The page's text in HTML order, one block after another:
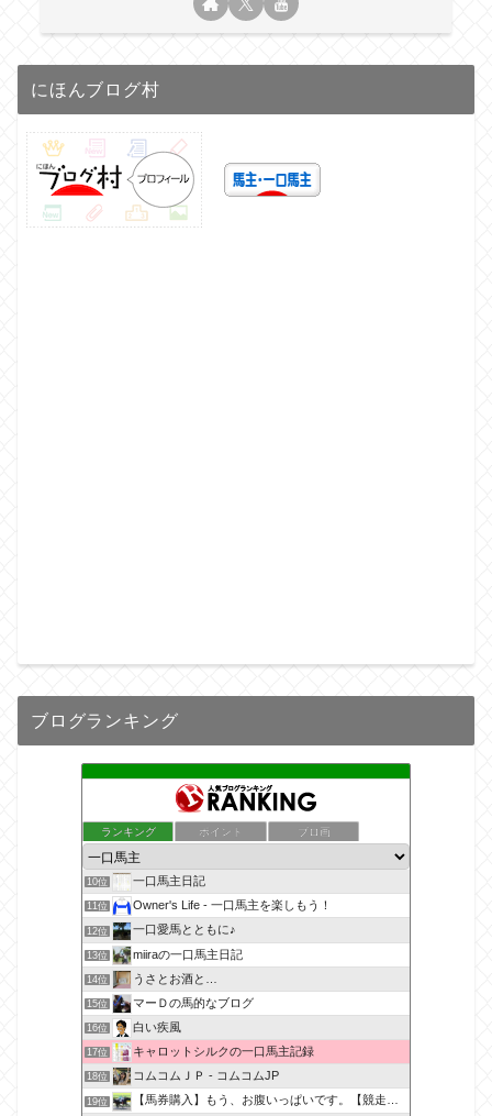
にほんブログ村
ブログランキング
ランキング ポイント ブロ画
10位 一口馬主日記
11位 Owner's Life - 一口馬主を楽しもう！
12位 一口愛馬とともに♪
13位 miiraの一口馬主日記
14位 うさとお酒と…
15位 マーＤの馬的なブログ
16位 白い疾風
17位 キャロットシルクの一口馬主記録
18位 コムコムＪＰ - コムコムJP
19位 【馬券購入】もう、お腹いっぱいです。【競走馬出資】